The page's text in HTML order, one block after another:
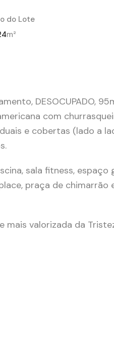
do Lote
m²
DESOCUPADO,
com
e cobertas (lado a
sala fitness, espaço
praça de chimarrão
mais valorizada da